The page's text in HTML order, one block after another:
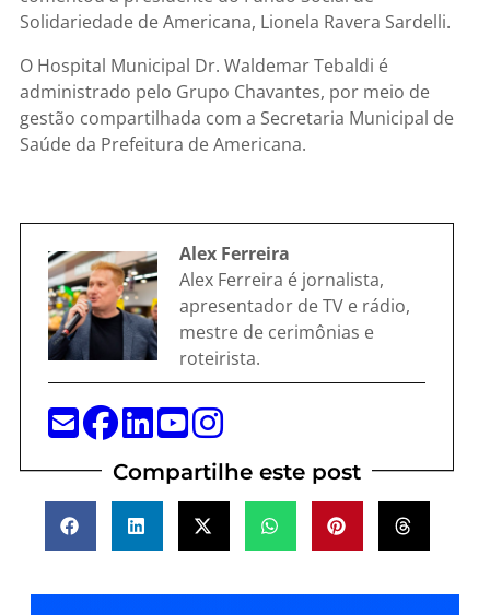
Solidariedade de Americana, Lionela Ravera Sardelli.
O Hospital Municipal Dr. Waldemar Tebaldi é
administrado pelo Grupo Chavantes, por meio de
gestão compartilhada com a Secretaria Municipal de
Saúde da Prefeitura de Americana.
Alex Ferreira
Alex Ferreira é jornalista,
apresentador de TV e rádio,
mestre de cerimônias e
roteirista.
Compartilhe este post